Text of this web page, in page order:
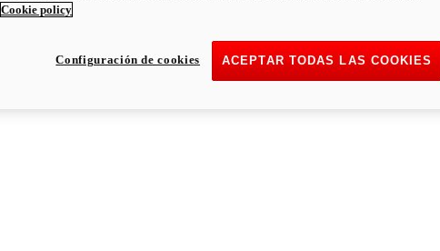
Cookie policy
ACEPTAR TODAS LAS COOKIES
Configuración de cookies